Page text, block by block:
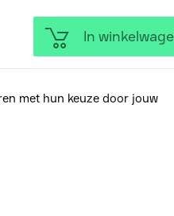
In
met hun keuze door jouw